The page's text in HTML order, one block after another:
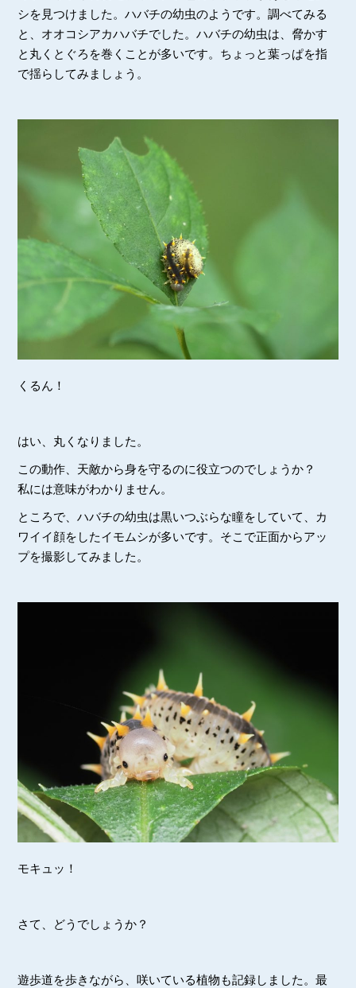
シを見つけました。ハバチの幼虫のようです。調べてみる
と、オオコシアカハバチでした。ハバチの幼虫は、脅かす
と丸くとぐろを巻くことが多いです。ちょっと葉っぱを指
で揺らしてみましょう。
くるん！
はい、丸くなりました。
この動作、天敵から身を守るのに役立つのでしょうか？
私には意味がわかりません。
ところで、ハバチの幼虫は黒いつぶらな瞳をしていて、カ
ワイイ顔をしたイモムシが多いです。そこで正面からアッ
プを撮影してみました。
モキュッ！
さて、どうでしょうか？
遊歩道を歩きながら、咲いている植物も記録しました。最